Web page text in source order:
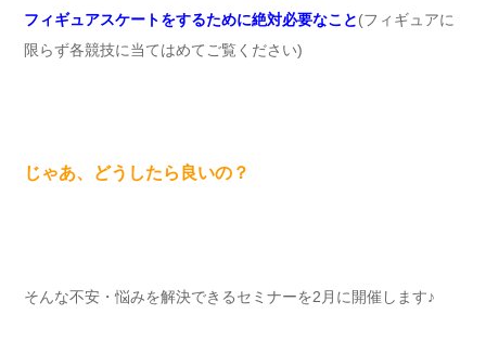
フィギュアスケートをするために絶対必要なこと(フィギュアに
限らず各競技に当てはめてご覧ください)
じゃあ、どうしたら良いの？
そんな不安・悩みを解決できるセミナーを2月に開催します♪